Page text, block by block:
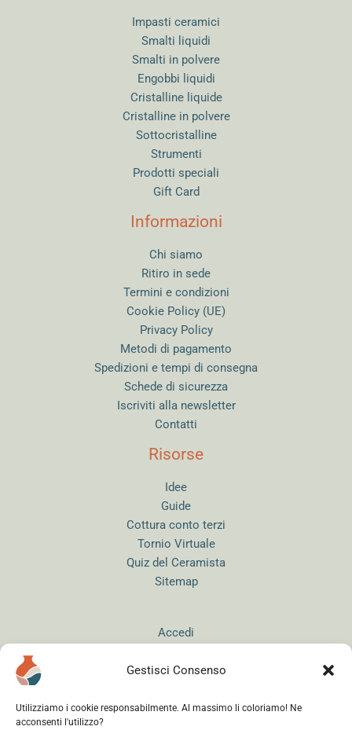
Gestisci Consenso
Utilizziamo i cookie responsabilmente. Al massimo li coloriamo! Ne
acconsenti l'utilizzo?
Impasti ceramici
Smalti liquidi
Smalti in polvere
Engobbi liquidi
Cristalline liquide
Cristalline in polvere
Sottocristalline
Strumenti
Prodotti speciali
Gift Card
Informazioni
Chi siamo
Ritiro in sede
Termini e condizioni
Cookie Policy (UE)
Privacy Policy
Metodi di pagamento
Spedizioni e tempi di consegna
Schede di sicurezza
Iscriviti alla newsletter
Contatti
Risorse
Idee
Guide
Cottura conto terzi
Tornio Virtuale
Quiz del Ceramista
Sitemap
Accedi